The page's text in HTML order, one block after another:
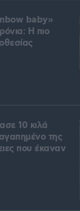
baby»
Η πιο
10 κιλά
της
που έκαναν